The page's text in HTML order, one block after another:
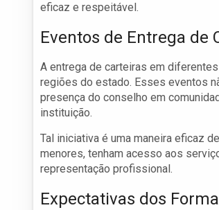
eficaz e respeitável.
Eventos de Entrega de
A entrega de carteiras em
regiões do estado. Esses eventos
presença do conselho em
instituição.
Tal iniciativa é uma maneira eficaz
menores, tenham acesso aos
representação profissional.
Expectativas dos